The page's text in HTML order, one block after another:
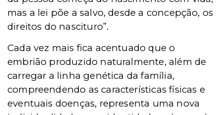
mas a lei põe a salvo, desde a concepção, os
direitos do nascituro”.
Cada vez mais fica acentuado que o
embrião produzido naturalmente, além de
carregar a linha genética da família,
compreendendo as características físicas e
eventuais doenças, representa uma nova